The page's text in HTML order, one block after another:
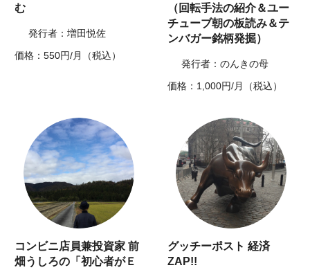
む
発行者：増田悦佐
価格：550円/月（税込）
（回転手法の紹介＆ユー
チューブ朝の板読み＆テ
ンバガー銘柄発掘）
発行者：のんきの母
価格：1,000円/月（税込）
コンビニ店員兼投資家 前
畑うしろの「初心者がＥ
グッチーポスト 経済
ZAP!!